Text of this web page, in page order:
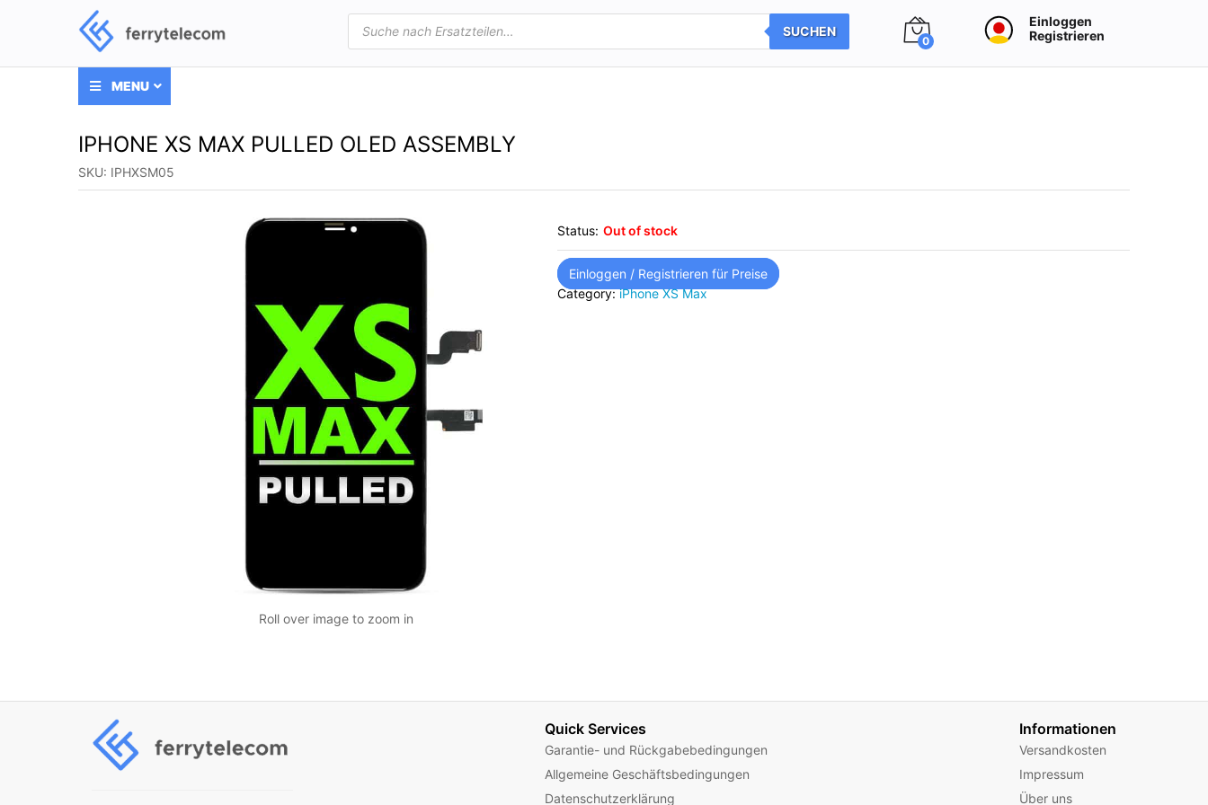
Products
search
SUCHEN
0
Einloggen
Registrieren
MENU
IPHONE XS MAX PULLED OLED ASSEMBLY
SKU: IPHXSM05
Roll over image to zoom in
Status: Out of stock
Einloggen / Registrieren für Preise
Category:iPhone XS Max
Quick Services
Garantie- und Rückgabebedingungen
Allgemeine Geschäftsbedingungen
Datenschutzerklärung
Informationen
Versandkosten
Impressum
Über uns